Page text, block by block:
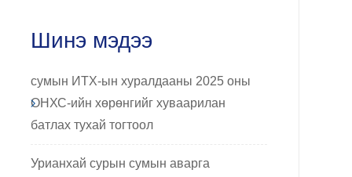
Шинэ мэдээ
сумын ИТХ-ын хуралдааны 2025 оны
ОНХС-ийн хөрөнгийг хуваарилан
батлах тухай тогтоол
Урианхай сурын сумын аварга